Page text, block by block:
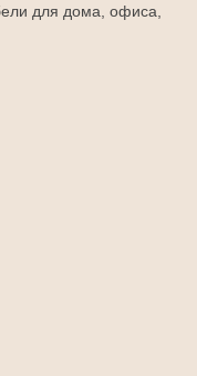
для дома, офиса,